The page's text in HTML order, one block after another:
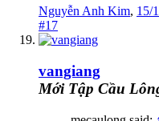
Nguyễn Anh Kim, 15/
#17
vangiang
Mới Tập Cầu